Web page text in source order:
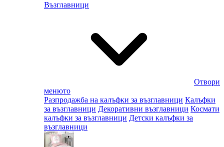
Възглавници
Отвори
менюто
Разпродажба на калъфки за възглавници Калъфки
за възглавници Декоративни възглавници Космати
калъфки за възглавници Детски калъфки за
възглавници